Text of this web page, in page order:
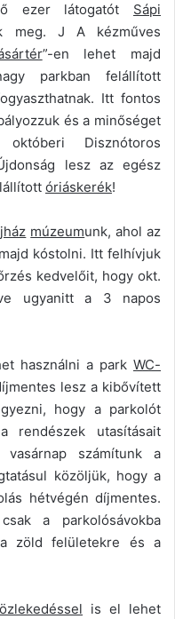
ezer látogatót Sápi
meg. J A kézműves
”-en lehet majd
parkban felállított
Itt fontos
és a minőséget
Disznótoros
lesz az egész
óriáskerék!
múzeumunk, ahol az
kóstolni. Itt felhívjuk
kedvelőit, hogy okt.
ugyanitt a 3 napos
használni a park WC-
lesz a kibővített
hogy a parkolót
utasításait
számítunk a
közöljük, hogy a
hétvégén díjmentes.
a parkolósávokba
zöld felületekre és a
is el lehet